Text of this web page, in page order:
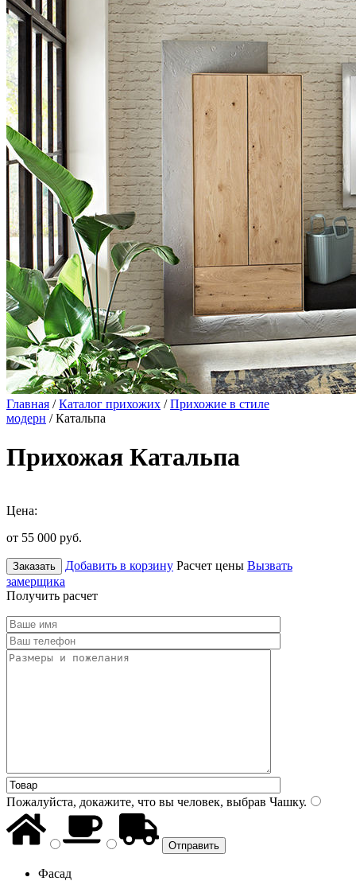
Главная /Каталог прихожих /Прихожие в стиле
модерн / Катальпа
Прихожая Катальпа
Цена:
от 55 000 руб.
Заказать Добавить в корзину Расчет цены Вызвать
замерщика
Получить расчет
Пожалуйста, докажите, что вы человек, выбрав Чашку.
Фасад